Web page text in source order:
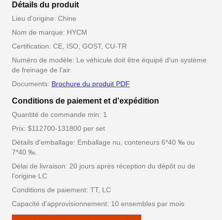
Détails du produit
Lieu d'origine: Chine
Nom de marque: HYCM
Certification: CE, ISO, GOST, CU-TR
Numéro de modèle: Le véhicule doit être équipé d'un système
de freinage de l'air.
Documents: Brochure du produit PDF
Conditions de paiement et d'expédition
Quantité de commande min: 1
Prix: $112700-131800 per set
Détails d'emballage: Emballage nu, conteneurs 6*40 ‰ ou
7*40 ‰.
Délai de livraison: 20 jours après réception du dépôt ou de
l'origine LC
Conditions de paiement: TT, LC
Capacité d'approvisionnement: 10 ensembles par mois